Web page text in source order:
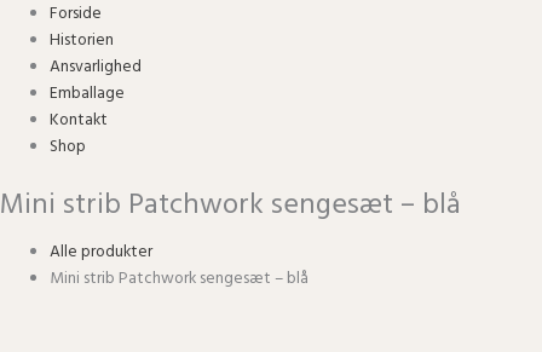
Forside
Historien
Ansvarlighed
Emballage
Kontakt
Shop
Mini strib Patchwork sengesæt – blå
Alle produkter
Mini strib Patchwork sengesæt – blå
Mini
Patchwork
sengesæt